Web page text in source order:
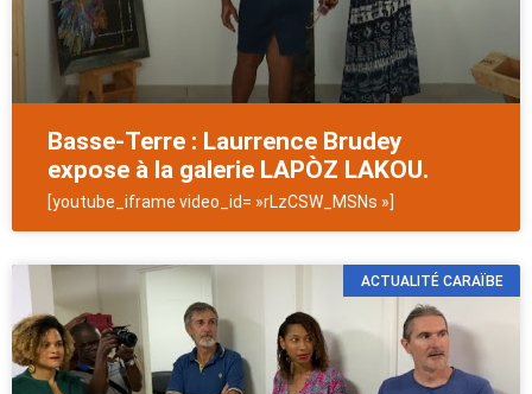
Basse-Terre : Laurrence Brudey
expose à la galerie LAPÒZ LAKOU.
[youtube_iframe video_id= »rLzCSW_MSNs »]
ACTUALITÉ CARAÏBE